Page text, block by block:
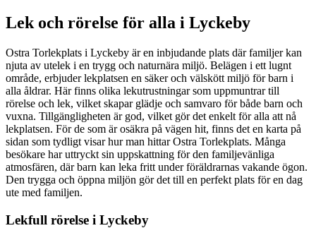
Lek och rörelse för alla i Lyckeby
Ostra Torlekplats i Lyckeby är en inbjudande plats där familjer kan
njuta av utelek i en trygg och naturnära miljö. Belägen i ett lugnt
område, erbjuder lekplatsen en säker och välskött miljö för barn i
alla åldrar. Här finns olika lekutrustningar som uppmuntrar till
rörelse och lek, vilket skapar glädje och samvaro för både barn och
vuxna. Tillgängligheten är god, vilket gör det enkelt för alla att nå
lekplatsen. För de som är osäkra på vägen hit, finns det en karta på
sidan som tydligt visar hur man hittar Ostra Torlekplats. Många
besökare har uttryckt sin uppskattning för den familjevänliga
atmosfären, där barn kan leka fritt under föräldrarnas vakande ögon.
Den trygga och öppna miljön gör det till en perfekt plats för en dag
ute med familjen.
Lekfull rörelse i Lyckeby